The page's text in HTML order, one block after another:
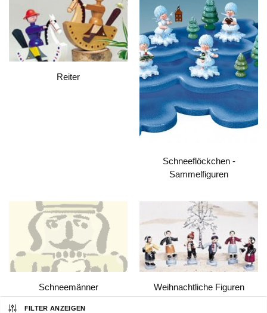
Reiter
Schneeflöckchen -
Sammelfiguren
Schneemänner Weihnachtliche Figuren
FILTER ANZEIGEN